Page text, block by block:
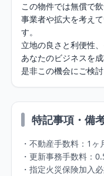
この物件では無償で
事業者や拡大を考え
す。
立地の良さと利便性
あなたのビジネスを
是非この機会にご検討
特記事項・備
・不動産手数料：1ヶ
・更新事務手数料：
・指定火災保険加入